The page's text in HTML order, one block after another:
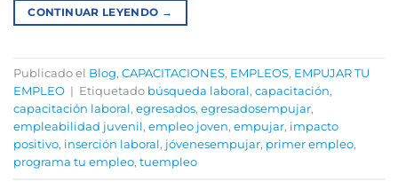
CONTINUAR LEYENDO →
Publicado el Blog, CAPACITACIONES, EMPLEOS, EMPUJAR TU
EMPLEO
Etiquetado búsqueda laboral , capacitación,
capacitación laboral , egresados, egresadosempujar,
empleabilidad juvenil , empleo joven, empujar, impacto
positivo, inserción laboral , jóvenesempujar, primer empleo,
programa tu empleo, tuempleo